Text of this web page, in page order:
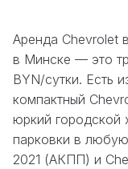
Аренда Chevrolet
в Минске — это
BYN/сутки. Есть
компактный
юркий городской
парковки в
2021 (АКПП) и